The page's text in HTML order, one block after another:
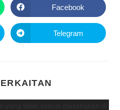
Facebook
Telegram